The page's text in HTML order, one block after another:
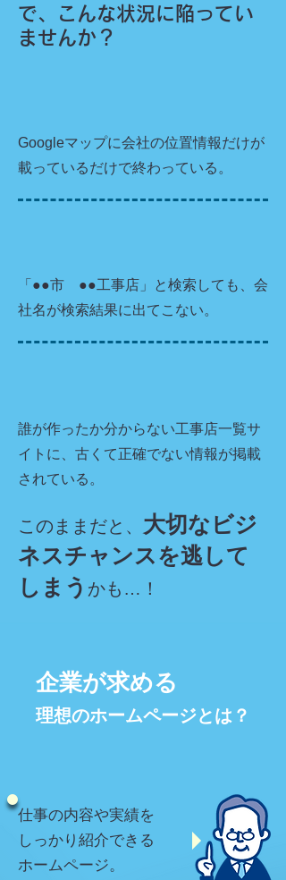
で、こんな状況に陥ってい
ませんか？
Googleマップに会社の位置情報だけが
載っているだけで終わっている。
「●●市 ●●工事店」と検索しても、会
社名が検索結果に出てこない。
誰が作ったか分からない工事店一覧サ
イトに、古くて正確でない情報が掲載
されている。
このままだと、 大切なビジ
ネスチャンスを逃して
しまう かも…！
企業が求める
理想のホームページとは？
仕事の内容や実績を
しっかり紹介できる
ホームページ。